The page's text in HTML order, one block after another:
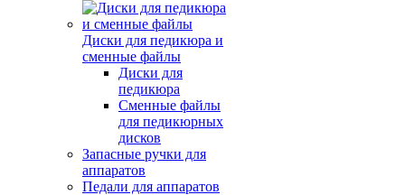
Диски для педикюра и
сменные файлы
Диски для
педикюра
Сменные файлы
для педикюрных
дисков
Запасные ручки для
аппаратов
Педали для аппаратов